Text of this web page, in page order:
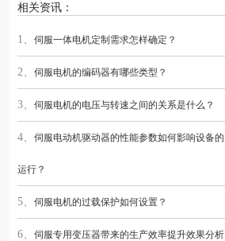
相关资讯：
1、 伺服一体电机定制需求怎样确定？
2、 伺服电机的编码器有哪些类型？
3、 伺服电机的电压与转速之间的关系是什么？
4、 伺服电动机驱动器的性能参数如何影响设备的
运行？
5、 伺服电机的过载保护如何设置？
6、 伺服专用变压器带来的生产效率提升效果分析